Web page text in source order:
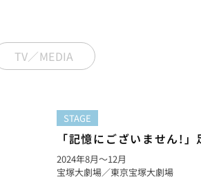
TV／MEDIA
STAGE
「記憶にございません!
2024年8月〜12月
宝塚大劇場／東京宝塚大劇場